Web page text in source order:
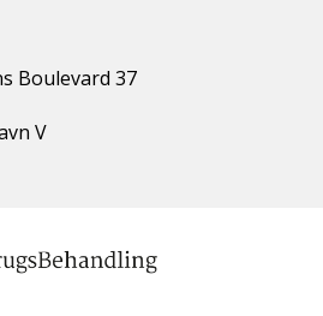
Boulevard 37
V